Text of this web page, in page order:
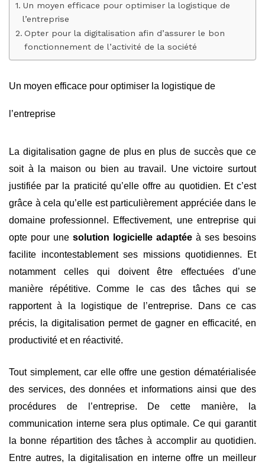
Un moyen efficace pour optimiser la logistique de
l’entreprise
Opter pour la digitalisation afin d’assurer le bon
fonctionnement de l’activité de la société
Un moyen efficace pour optimiser la logistique de
l’entreprise
La digitalisation gagne de plus en plus de succès que ce
soit à la maison ou bien au travail. Une victoire surtout
justifiée par la praticité qu’elle offre au quotidien. Et c’est
grâce à cela qu’elle est particulièrement appréciée dans le
domaine professionnel. Effectivement, une entreprise qui
opte pour une solution logicielle adaptée à ses besoins
facilite incontestablement ses missions quotidiennes. Et
notamment celles qui doivent être effectuées d’une
manière répétitive. Comme le cas des tâches qui se
rapportent à la logistique de l’entreprise. Dans ce cas
précis, la digitalisation permet de gagner en efficacité, en
productivité et en réactivité.
Tout simplement, car elle offre une gestion dématérialisée
des services, des données et informations ainsi que des
procédures de l’entreprise. De cette manière, la
communication interne sera plus optimale. Ce qui garantit
la bonne répartition des tâches à accomplir au quotidien.
Entre autres, la digitalisation en interne offre un meilleur